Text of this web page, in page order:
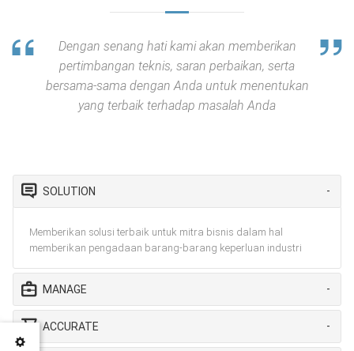
Dengan senang hati kami akan memberikan
pertimbangan teknis, saran perbaikan, serta
bersama-sama dengan Anda untuk menentukan
yang terbaik terhadap masalah Anda
SOLUTION
Memberikan solusi terbaik untuk mitra bisnis dalam hal
memberikan pengadaan barang-barang keperluan industri
MANAGE
ACCURATE